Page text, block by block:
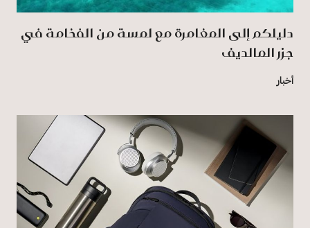
دليلكم إلى المغامرة مع لمسة من الفخامة في
جزر المالديف
أخبار